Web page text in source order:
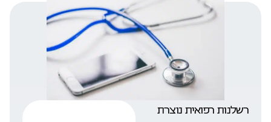
רשלנות רפואית נוצרת